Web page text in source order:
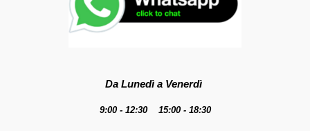
Da Lunedì a Venerdì
9:00 - 12:30 15:00 - 18:30